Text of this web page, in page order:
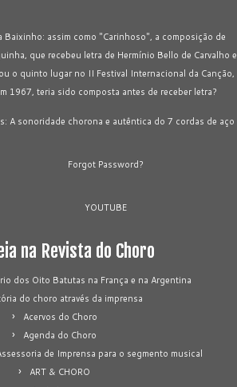
Baixinho: assim como "Carinhoso", a composição de
que recebeu letra de Hermínio Bello de Carvalho e
o quinto lugar no II Festival Internacional da Canção,
1967, teria sido composta antes de receber letra?
A sonoridade chorona e autêntica do 7 cordas de aço
Forgot Password?
YOUTUBE
na Revista do Choro
dos Oito Batutas na França e na Argentina
do choro através da imprensa
Acervos do Choro
Agenda do Choro
de Imprensa para o segmento musical
ART & CHORO